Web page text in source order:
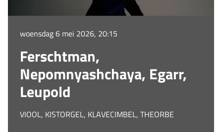
woensdag 6 mei 2026, 20:15
Ferschtman,
Nepomnyashchaya, Egarr,
Leupold
VIOOL, KISTORGEL, KLAVECIMBEL, THEORBE